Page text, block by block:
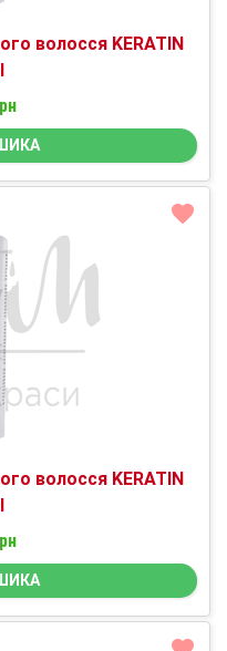
волосся KERATIN
волосся KERATIN